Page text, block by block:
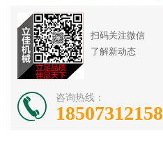
扫码关注微信
了解新动态
咨询热线：
18507312158